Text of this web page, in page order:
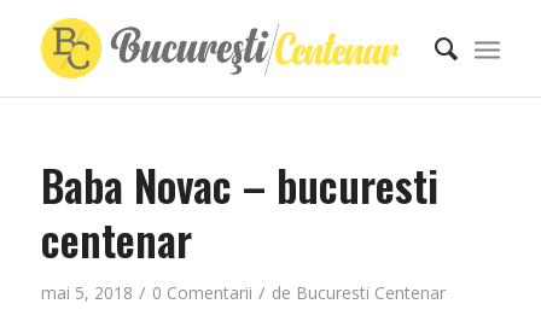
Baba Novac – bucuresti
centenar
mai 5, 2018 / 0 Comentarii / de Bucuresti Centenar